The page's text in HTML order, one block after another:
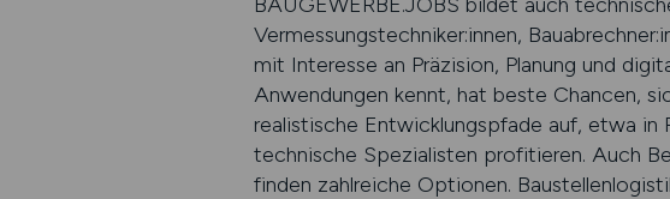
Vermessungstechniker:innen,
mit Interesse an Präzision, Planung und
Anwendungen kennt, hat beste Chancen,
realistische Entwicklungspfade auf, etwa
technische Spezialisten profitieren. Auch
finden zahlreiche Optionen.